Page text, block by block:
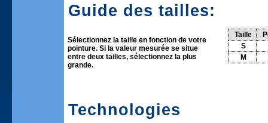
Guide des tailles:
Sélectionnez la taille en fonction de votre
pointure. Si la valeur mesurée se situe
entre deux tailles, sélectionnez la plus
grande.
Taille
S
M
Technologies